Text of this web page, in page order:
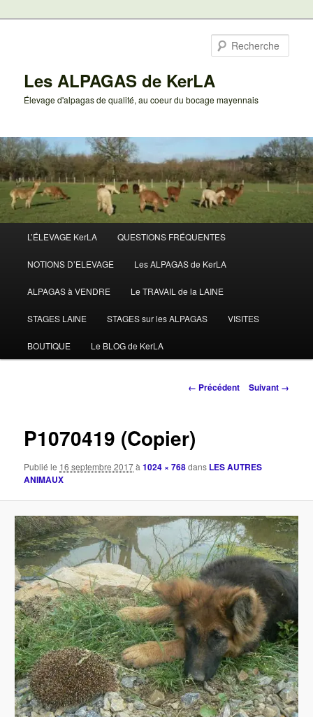
Les ALPAGAS de KerLA
Élevage d'alpagas de qualité, au coeur du bocage mayennais
principal
L’ÉLEVAGE KerLA QUESTIONS FRÉQUENTES
NOTIONS D’ELEVAGE Les ALPAGAS de KerLA
ALPAGAS à VENDRE Le TRAVAIL de la LAINE
STAGES LAINE STAGES sur les ALPAGAS VISITES
BOUTIQUE Le BLOG de KerLA
Navigation
← Précédent Suivant →
P1070419 (Copier)
Publié le 16 septembre 2017à1024 × 768dans LES AUTRES
ANIMAUX